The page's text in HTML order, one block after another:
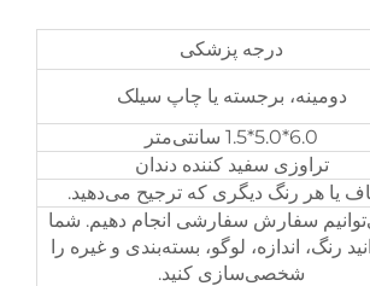
درجه پزشکی
دومینه، برجسته یا چاپ سیلک
6.0*5.0*1.5 سانتی‌متر
تراوزی سفید کننده دندان
یا هر رنگ دیگری که ترجیح می‌دهید.
سفارش سفارشی انجام دهیم. شما
رنگ، اندازه، لوگو، بسته‌بندی و غیره را
شخصی‌سازی کنید.